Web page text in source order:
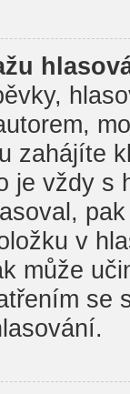
zahájíte
je vždy s
v
může
se